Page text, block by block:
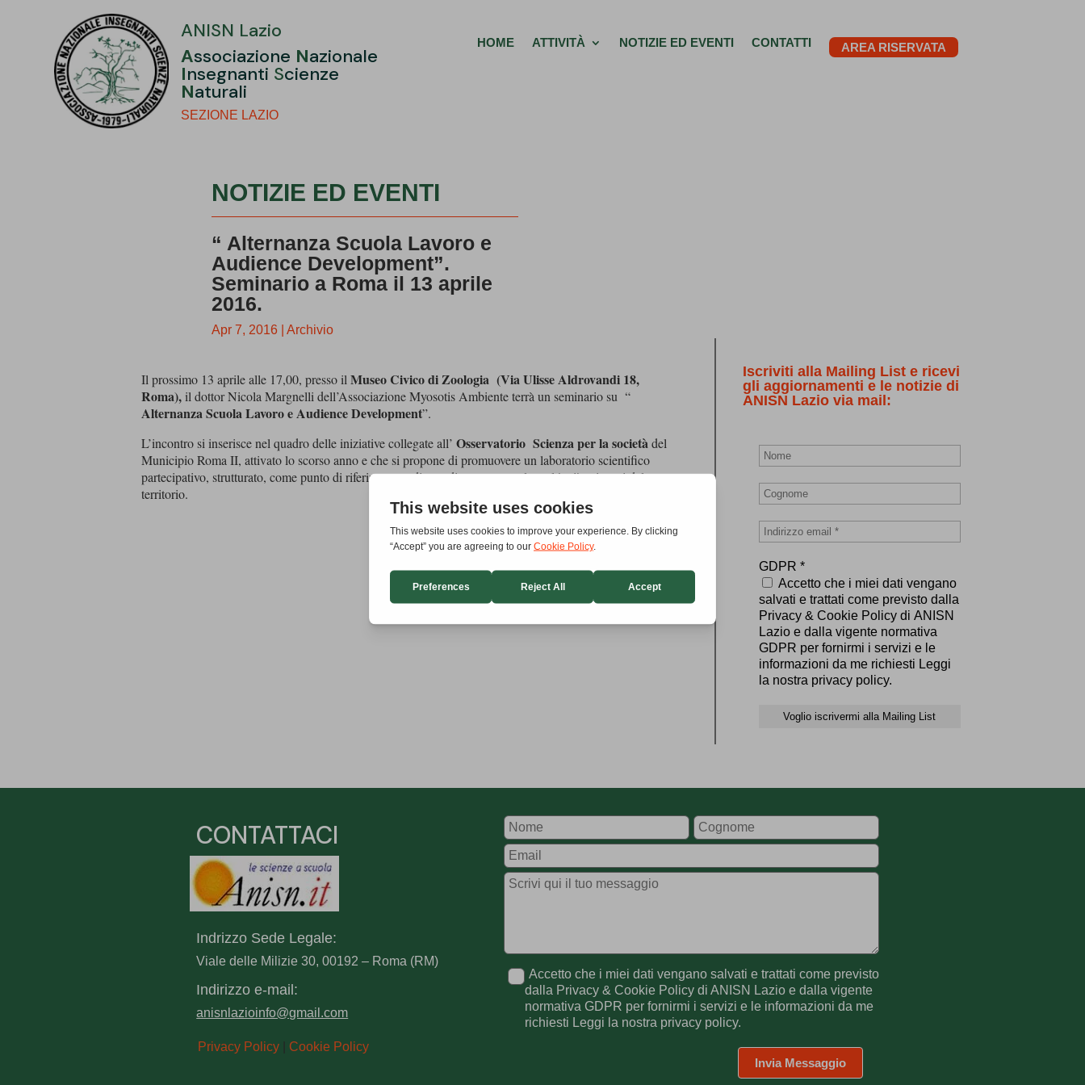
ANISN Lazio
Associazione Nazionale
Insegnanti Scienze
Naturali
SEZIONE LAZIO
HOME ATTIVITÀ NOTIZIE ED EVENTI CONTATTI AREA RISERVATA
NOTIZIE ED EVENTI
“ Alternanza Scuola Lavoro e
Audience Development”.
Seminario a Roma il 13 aprile
2016.
Apr 7, 2016| Archivio
Il prossimo 13 aprile alle 17,00, presso il Museo Civico di Zoologia (Via Ulisse Aldrovandi 18,
Roma), il dottor Nicola Margnelli dell’Associazione Myosotis Ambiente terrà un seminario su “
Alternanza Scuola Lavoro e Audience Development”.
L’incontro si inserisce nel quadro delle iniziative collegate all’ Osservatorio Scienza per la società del
Municipio Roma II, attivato lo scorso anno e chesi propone di promuovere un laboratorio scientifico
partecipativo, strutturato, come punto di riferimento e di coordinamento per le realtà già esistenti del
territorio.
Iscriviti alla Mailing List e ricevi
gli aggiornamenti e le notizie di
ANISN Lazio via mail:
GDPR *
Accetto che i miei dati vengano
salvati e trattati come previsto dalla
Privacy & Cookie Policy di ANISN
Lazio e dalla vigente normativa
GDPR per fornirmi i servizi e le
informazioni da me richiesti Leggi
la nostra privacy policy.
CONTATTACI
Indrizzo Sede Legale:
Viale delle Milizie 30, 00192 – Roma (RM)
Indirizzo e-mail:
anisnlazioinfo@gmail.com
Privacy Policy| Cookie Policy
Leave
this
field
blank
Accetto che i miei dati vengano salvati e trattati come previsto
dalla Privacy & Cookie Policy di ANISN Lazio e dalla vigente
normativa GDPR per fornirmi i servizi e le informazioni da me
richiesti Leggi la nostra privacy policy.
Invia Messaggio